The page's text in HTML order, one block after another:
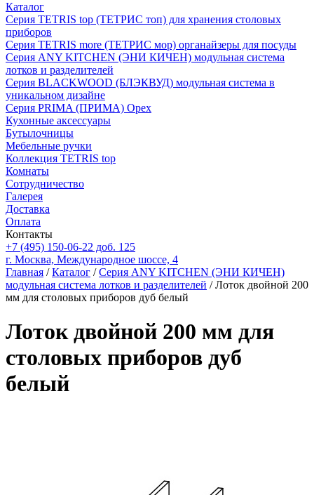
Каталог
Серия TETRIS top (ТЕТРИС топ) для хранения столовых
приборов
Серия TETRIS more (ТЕТРИС мор) органайзеры для посуды
Серия ANY KITCHEN (ЭНИ КИЧЕН) модульная система
лотков и разделителей
Серия BLACKWOOD (БЛЭКВУД) модульная система в
уникальном дизайне
Серия PRIMA (ПРИМА) Орех
Кухонные аксессуары
Бутылочницы
Мебельные ручки
Коллекция TETRIS top
Комнаты
Сотрудничество
Галерея
Доставка
Оплата
Контакты
+7 (495) 150-06-22 доб. 125
г. Москва, Международное шоссе, 4
Главная /Каталог /Серия ANY KITCHEN (ЭНИ КИЧЕН)
модульная система лотков и разделителей / Лоток двойной 200
мм для столовых приборов дуб белый
Лоток двойной 200 мм для
столовых приборов дуб
белый